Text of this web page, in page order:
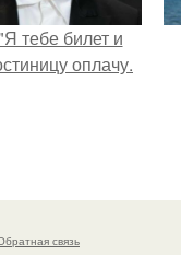
тебе билет и
оплачу.
связь